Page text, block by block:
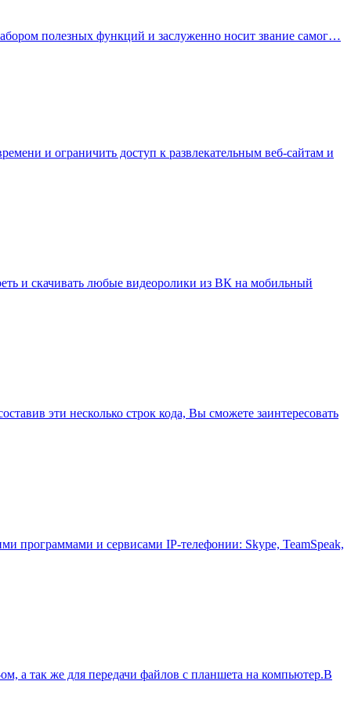
полезных функций и заслуженно носит звание самог…
и ограничить доступ к развлекательным веб-сайтам и
и скачивать любые видеоролики из ВК на мобильный
эти несколько строк кода, Вы сможете заинтересовать
программами и сервисами IP-телефонии: Skype, TeamSpeak,
а так же для передачи файлов с планшета на компьютер.В